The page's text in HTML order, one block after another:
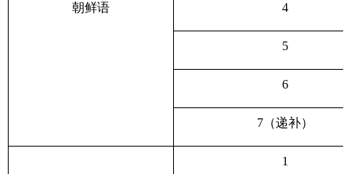
朝鲜语 4
5
6
7（递补）
1